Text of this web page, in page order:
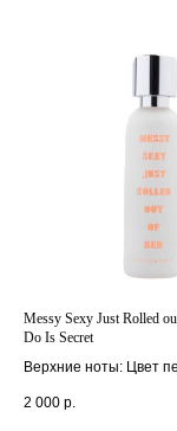
Messy Sexy Just Rolled
Do Is Secret
Верхние ноты: Цвет
средние ноты:
2 000 р.
о
нас